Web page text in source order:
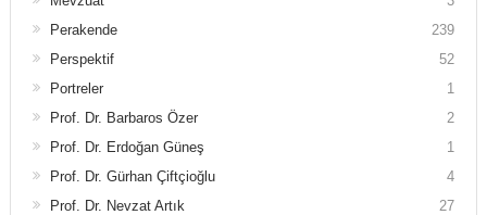
Perakende
239
Perspektif
52
Portreler
1
Prof. Dr. Barbaros Özer
2
Prof. Dr. Erdoğan Güneş
1
Prof. Dr. Gürhan Çiftçioğlu
4
Prof. Dr. Nevzat Artık
27